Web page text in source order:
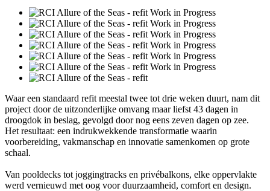
Waar een standaard refit meestal twee tot drie weken duurt, nam dit
project door de uitzonderlijke omvang maar liefst 43 dagen in
droogdok in beslag, gevolgd door nog eens zeven dagen op zee.
Het resultaat: een indrukwekkende transformatie waarin
voorbereiding, vakmanschap en innovatie samenkomen op grote
schaal.
Van pooldecks tot joggingtracks en privébalkons, elke oppervlakte
werd vernieuwd met oog voor duurzaamheid, comfort en design.